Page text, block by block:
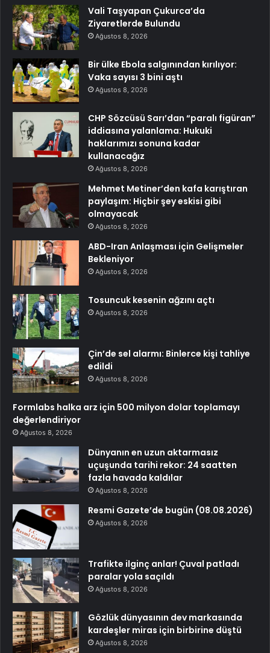
Vali Taşyapan Çukurca’da
Ziyaretlerde Bulundu
Ağustos 8, 2026
Bir ülke Ebola salgınından kırılıyor:
Vaka sayısı 3 bini aştı
Ağustos 8, 2026
CHP Sözcüsü Sarı’dan “paralı figüran”
iddiasına yalanlama: Hukuki
haklarımızı sonuna kadar
kullanacağız
Ağustos 8, 2026
Mehmet Metiner’den kafa karıştıran
paylaşım: Hiçbir şey eskisi gibi
olmayacak
Ağustos 8, 2026
ABD-Iran Anlaşması için Gelişmeler
Bekleniyor
Ağustos 8, 2026
Tosuncuk kesenin ağzını açtı
Ağustos 8, 2026
Çin’de sel alarmı: Binlerce kişi tahliye
edildi
Ağustos 8, 2026
Formlabs halka arz için 500 milyon dolar toplamayı
değerlendiriyor
Ağustos 8, 2026
Dünyanın en uzun aktarmasız
uçuşunda tarihi rekor: 24 saatten
fazla havada kaldılar
Ağustos 8, 2026
Resmi Gazete’de bugün (08.08.2026)
Ağustos 8, 2026
Trafikte ilginç anlar! Çuval patladı
paralar yola saçıldı
Ağustos 8, 2026
Gözlük dünyasının dev markasında
kardeşler miras için birbirine düştü
Ağustos 8, 2026